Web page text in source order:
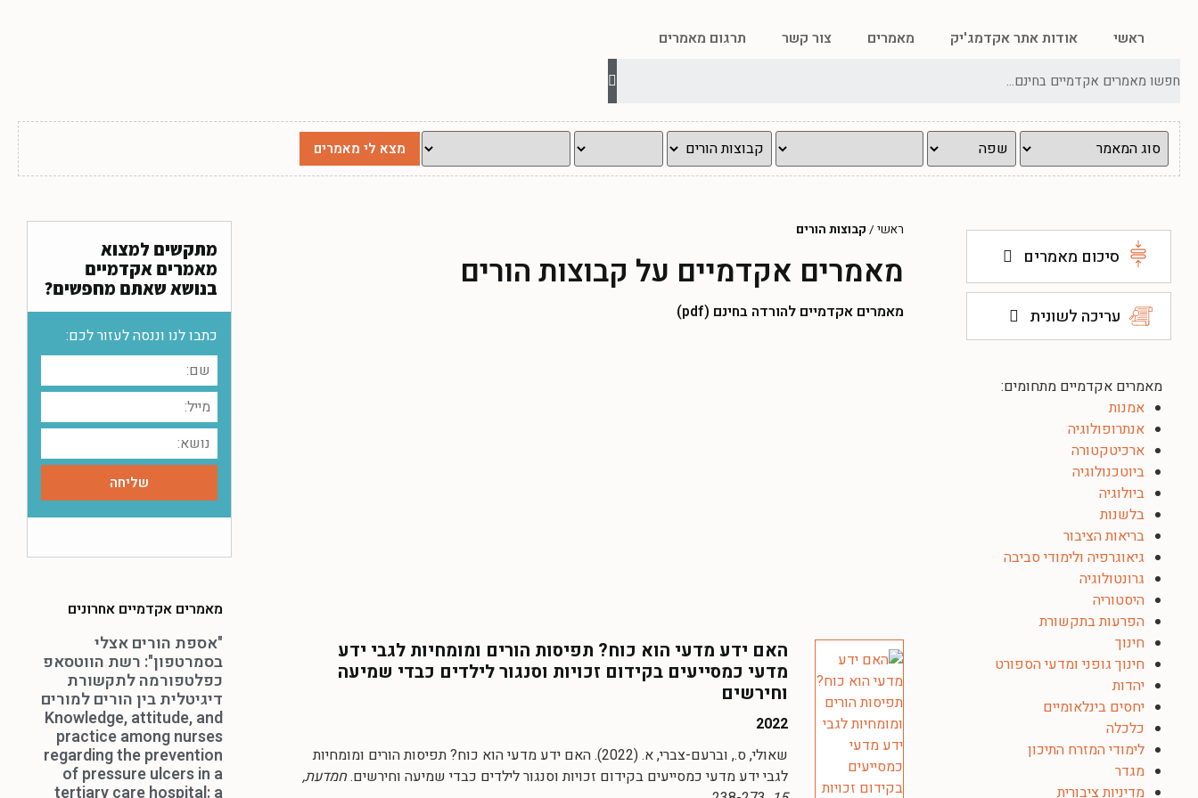
ראשי אודות אתר אקדמג'יק מאמרים צור קשר תרגום מאמרים
סיכום מאמרים
עריכה לשונית
מאמרים אקדמיים מתחומים:
אמנות
אנתרופולוגיה
ארכיטקטורה
ביוטכנולוגיה
ביולוגיה
בלשנות
בריאות הציבור
גיאוגרפיה ולימודי סביבה
גרונטולוגיה
היסטוריה
הפרעות בתקשורת
חינוך
חינוך גופני ומדעי הספורט
יהדות
יחסים בינלאומיים
כלכלה
לימודי המזרח התיכון
מגדר
מדיניות ציבורית
ראשי / קבוצות הורים
מאמרים אקדמיים על קבוצות הורים
מאמרים אקדמיים להורדה בחינם (pdf)
האם ידע מדעי הוא כוח? תפיסות הורים ומומחיות לגבי ידע
מדעי כמסייעים בקידום זכויות וסנגור לילדים כבדי שמיעה
וחירשים
2022
שאולי, ס., וברעם-צברי, א. (2022). האם ידע מדעי הוא כוח? תפיסות הורים ומומחיות
לגבי ידע מדעי כמסייעים בקידום זכויות וסנגור לילדים כבדי שמיעה וחירשים.חמדעת,
מתקשים למצוא
מאמרים אקדמיים
בנושא שאתם מחפשים?
כתבו לנו וננסה לעזור לכם:
מאמרים אקדמיים אחרונים
"אספת הורים אצלי
בסמרטפון": רשת הווטסאפ
כפלטפורמה לתקשורת
דיגיטלית בין הורים למורים
Knowledge, attitude, and
practice among nurses
regarding the prevention
of pressure ulcers in a